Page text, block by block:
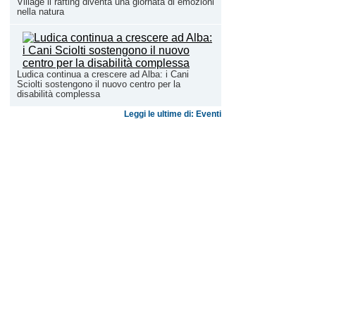
nella natura
Ludica continua a crescere ad Alba: i Cani
Sciolti sostengono il nuovo centro per la
disabilità complessa
Leggi le ultime di: Eventi